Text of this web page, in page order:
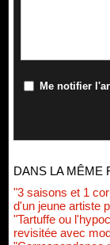
Me notifier
DANS LA MÊME
"3 saisons et 1
d'un jeune artiste
"Tartuffe ou
revisitée avec